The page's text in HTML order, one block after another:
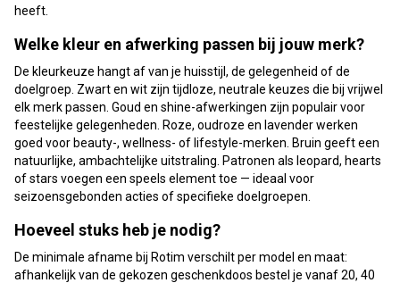
heeft.
Welke kleur en afwerking passen bij jouw merk?
De kleurkeuze hangt af van je huisstijl, de gelegenheid of de
doelgroep. Zwart en wit zijn tijdloze, neutrale keuzes die bij vrijwel
elk merk passen. Goud en shine-afwerkingen zijn populair voor
feestelijke gelegenheden. Roze, oudroze en lavender werken
goed voor beauty-, wellness- of lifestyle-merken. Bruin geeft een
natuurlijke, ambachtelijke uitstraling. Patronen als leopard, hearts
of stars voegen een speels element toe — ideaal voor
seizoensgebonden acties of specifieke doelgroepen.
Hoeveel stuks heb je nodig?
De minimale afname bij Rotim verschilt per model en maat:
afhankelijk van de gekozen geschenkdoos bestel je vanaf 20, 40